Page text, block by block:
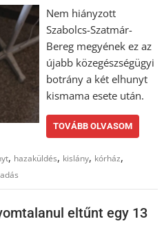
Nem hiányzott
Szabolcs-Szatmár-
Bereg megyének ez az
újabb közegészségügyi
botrány a két elhunyt
kismama esete után.
TOVÁBB OLVASOM
, hazaküldés, kislány, kórház,
eltűnt egy 13